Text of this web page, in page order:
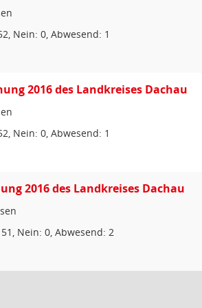
Nein: 0, Abwesend: 1
2016 des Landkreises Dachau
Nein: 0, Abwesend: 1
2016 des Landkreises Dachau
Nein: 0, Abwesend: 2